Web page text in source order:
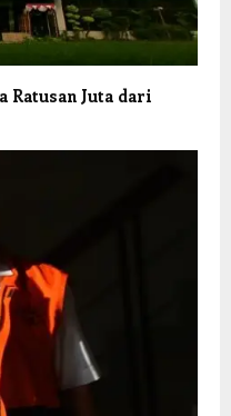
Ratusan Juta dari